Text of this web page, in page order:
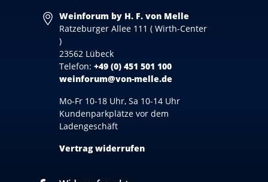
Weinforum by H. F. von Melle
Ratzeburger Allee 111 ( Wirth-Center
)
23562 Lübeck
Telefon: +49 (0) 451 501 100
weinforum@von-melle.de
Mo-Fr 10-18 Uhr, Sa 10-14 Uhr
Kundenparkplätze vor dem
Ladengeschäft
Vertrag widerrufen